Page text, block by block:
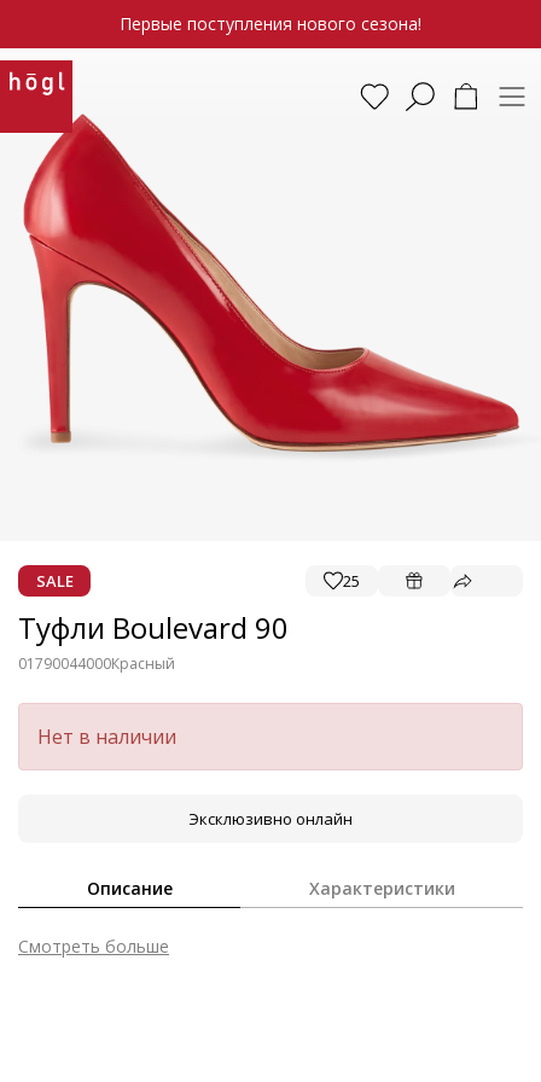
Первые поступления нового сезона!
SALE 25
Туфли Boulevard 90
01790044000Красный
Нет в наличии
Эксклюзивно онлайн
Описание Характеристики
Смотреть больше